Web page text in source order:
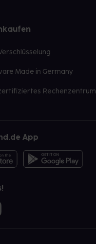
Made in Germany
Rechenzentrum
App